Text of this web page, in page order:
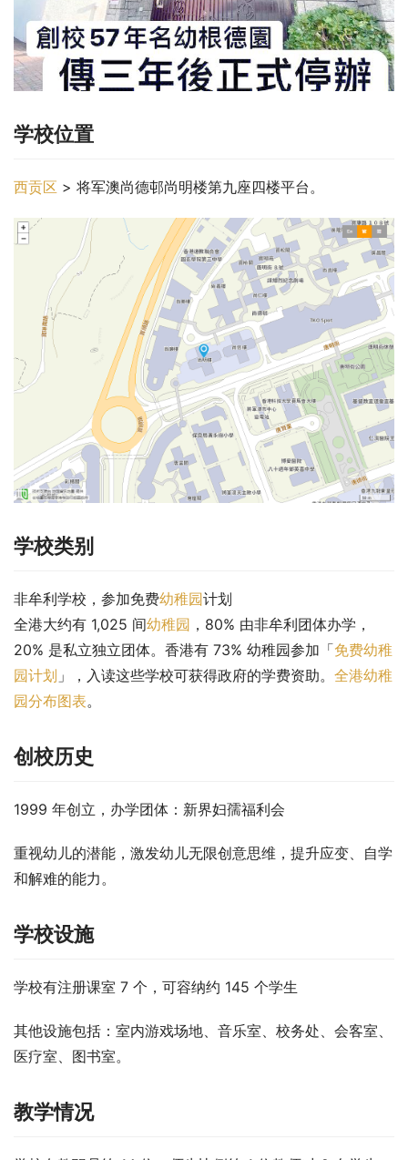
学校位置
西贡区 > 将军澳尚德邨尚明楼第九座四楼平台。
学校类别
非牟利学校，参加免费幼稚园计划
全港大约有 1,025 间幼稚园 ，80% 由非牟利团体办学，
20% 是私立独立团体。香港有 73% 幼稚园参加「免费幼稚
园计划 」，入读这些学校可获得政府的学费资助。 全港幼稚
园分布图表。
创校历史
1999 年创立，办学团体：新界妇孺福利会
重视幼儿的潜能，激发幼儿无限创意思维，提升应变、自学
和解难的能力。
学校设施
学校有注册课室 7 个，可容纳约 145 个学生
其他设施包括：室内游戏场地、音乐室、校务处、会客室、
医疗室、图书室。
教学情况